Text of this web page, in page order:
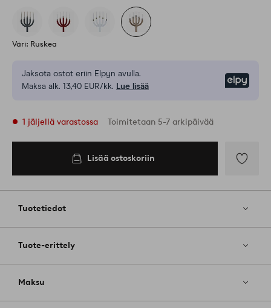
Väri: Ruskea
Jaksota ostot eriin Elpyn avulla.
Maksa alk. 13,40 EUR/kk. Lue lisää
1 jäljellä varastossa Toimitetaan 5-7 arkipäivää
Lisää ostoskoriin
Tuotetiedot
Tuote-erittely
Maksu